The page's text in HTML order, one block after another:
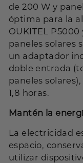
de 200 W y
óptima para la
OUKITEL
paneles solares
un adaptador
doble entrada
paneles
1,8 horas.
Mantén la
La electricidad
espacio,
utilizar